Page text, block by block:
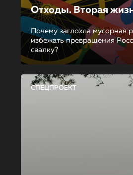
Отходы. Вторая
Почему заглохла мусорная
избежать превращения
свалку?
СПЕЦПРОЕКТ